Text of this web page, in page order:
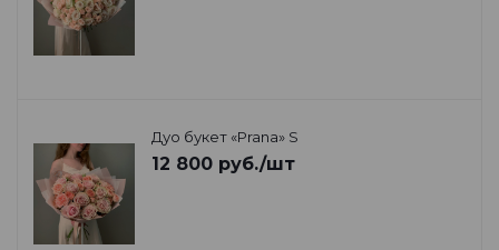
Дуо букет «Prana» S
12 800 руб./шт